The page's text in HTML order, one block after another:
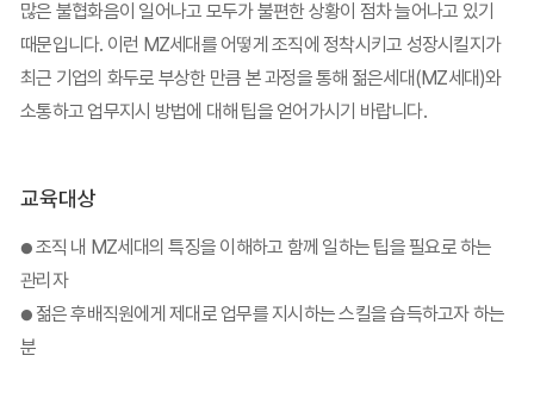
많은 불협화음이 일어나고 모두가 불편한 상황이 점차 늘어나고 있기
때문입니다. 이런 MZ세대를 어떻게 조직에 정착시키고 성장시킬지가
최근 기업의 화두로 부상한 만큼 본 과정을 통해 젊은세대(MZ세대)와
소통하고 업무지시 방법에 대해 팁을 얻어가시기 바랍니다.
교육대상
●조직 내 MZ세대의 특징을 이해하고 함께 일하는 팁을 필요로 하는
관리자
●젊은 후배직원에게 제대로 업무를 지시하는 스킬을 습득하고자 하는
분